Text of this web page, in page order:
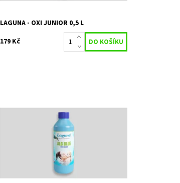
LAGUNA - OXI JUNIOR 0,5 L
179 Kč
Přípravek je určen k prevenci a likvidaci
řas přítomných v bazénové vodě
Skladem 4 ks
4149
STACHEMA CZ s.r.o
2 roky